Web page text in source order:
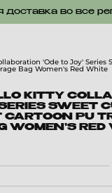
доставка во все
KITTY
SWEET
PU
WOMEN'S RED